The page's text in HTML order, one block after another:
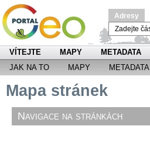
Adresy
VÍTEJTE MAPY METADATA
JAK NA TO
MAPY METADATA
Mapa stránek
Navigace na stránkách